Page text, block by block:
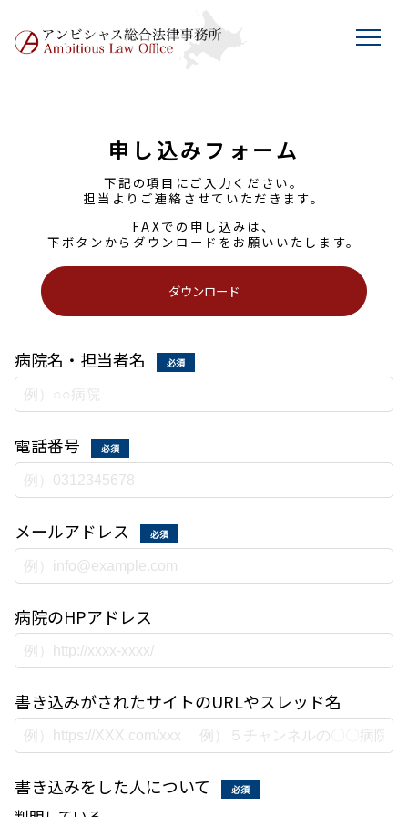
申し込みフォーム
下記の項目にご入力ください。
担当よりご連絡させていただきます。
FAXでの申し込みは、
下ボタンからダウンロードをお願いいたします。
ダウンロード
病院名・担当者名 必須
電話番号 必須
メールアドレス 必須
病院のHPアドレス
書き込みがされたサイトのURLやスレッド名
書き込みをした人について 必須